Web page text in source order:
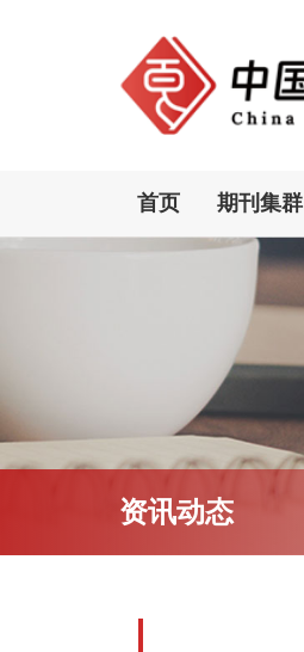
首页 期刊集群
资讯动态